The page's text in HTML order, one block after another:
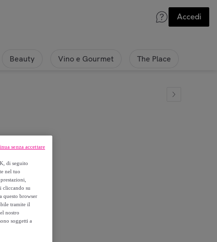
Accedi
Beauty Vino e Gourmet The Place
di seguito
nel tuo
cliccando su
questo browser
tramite il
nostro
soggetti a
senza accettare